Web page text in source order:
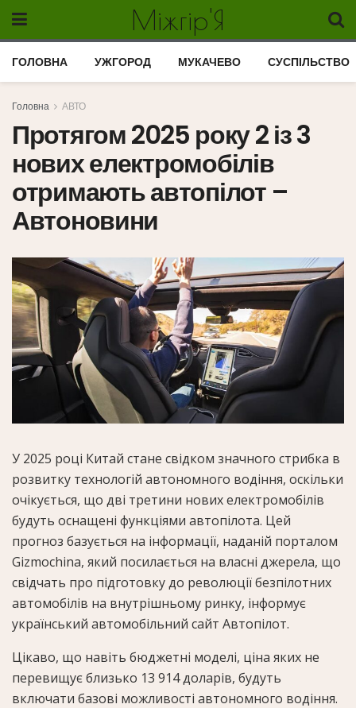
Міжгір'Я
ГОЛОВНА УЖГОРОД МУКАЧЕВО СУСПІЛЬСТВО
Головна АВТО
Протягом 2025 року 2 із 3
нових електромобілів
отримають автопілот –
Автоновини
У 2025 році Китай стане свідком значного стрибка в
розвитку технологій автономного водіння, оскільки
очікується, що дві третини нових електромобілів
будуть оснащені функціями автопілота. Цей
прогноз базується на інформації, наданій порталом
Gizmochina, який посилається на власні джерела, що
свідчать про підготовку до революції безпілотних
автомобілів на внутрішньому ринку, інформує
український автомобільний сайт Автопілот.
Цікаво, що навіть бюджетні моделі, ціна яких не
перевищує близько 13 914 доларів, будуть
включати базові можливості автономного водіння.